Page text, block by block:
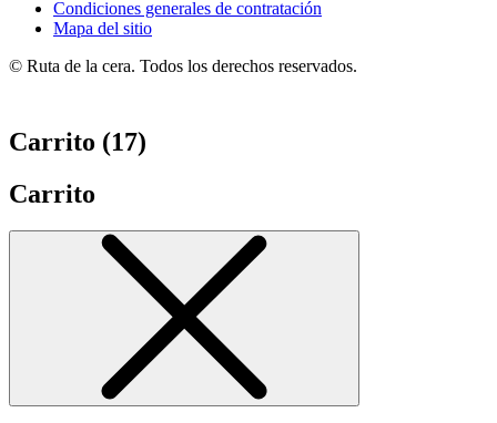
Condiciones generales de contratación
Mapa del sitio
© Ruta de la cera. Todos los derechos reservados.
Carrito (17)
Carrito